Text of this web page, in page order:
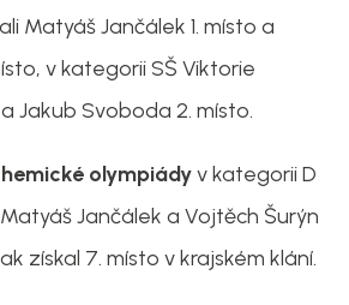
Matyáš Jančálek 1. místo a
v kategorii SŠ Viktorie
Jakub Svoboda 2. místo.
olympiádyv kategorii D
Jančálek a Vojtěch Šurýn
získal 7. místo v krajském klání.